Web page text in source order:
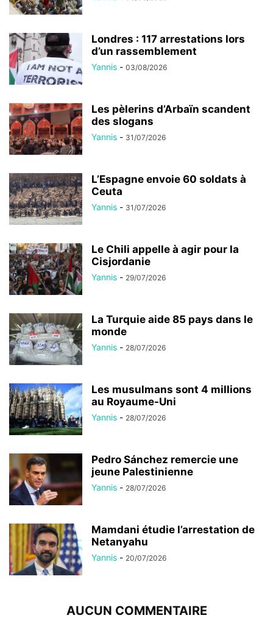
Londres : 117 arrestations lors
d’un rassemblement
Yannis - 03/08/2026
Les pèlerins d’Arbaïn scandent
des slogans
Yannis - 31/07/2026
L’Espagne envoie 60 soldats à
Ceuta
Yannis - 31/07/2026
Le Chili appelle à agir pour la
Cisjordanie
Yannis - 29/07/2026
La Turquie aide 85 pays dans le
monde
Yannis - 28/07/2026
Les musulmans sont 4 millions
au Royaume-Uni
Yannis - 28/07/2026
Pedro Sánchez remercie une
jeune Palestinienne
Yannis - 28/07/2026
Mamdani étudie l’arrestation de
Netanyahu
Yannis - 20/07/2026
AUCUN COMMENTAIRE